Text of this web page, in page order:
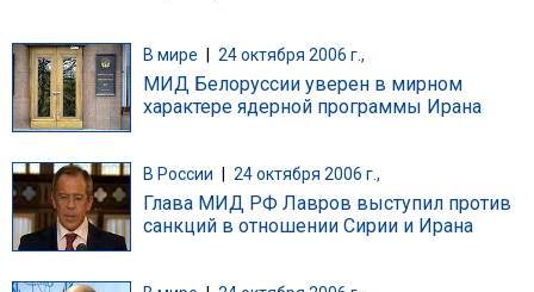
В мире 24 октября 2006 г.,
МИД Белоруссии уверен в мирном
характере ядерной программы Ирана
В России 24 октября 2006 г.,
Глава МИД РФ Лавров выступил против
санкций в отношении Сирии и Ирана